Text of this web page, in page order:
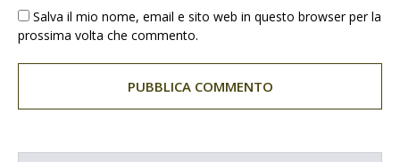
Salva il mio nome, email e sito web in questo browser per la
prossima volta che commento.